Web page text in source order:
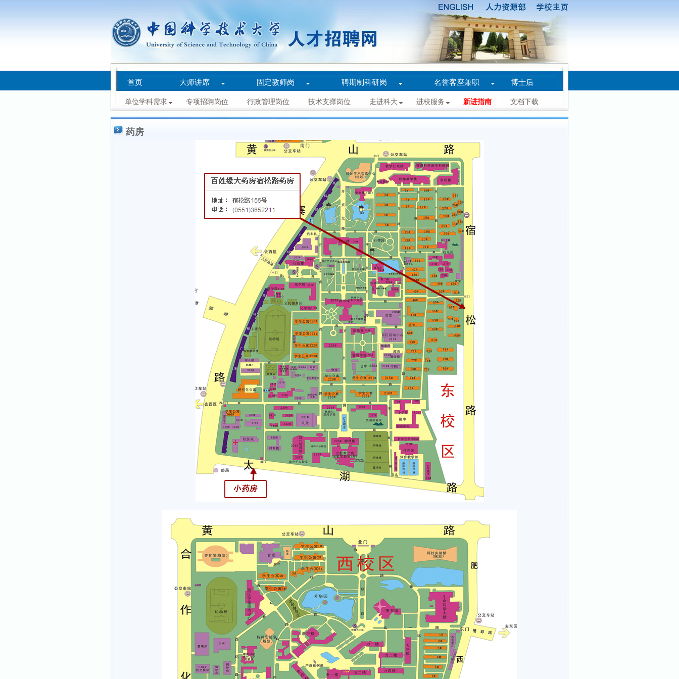
首页 大师讲席 固定教师岗 聘期制科研岗 名誉客座兼职 博士后
单位学科需求 专项招聘岗位 行政管理岗位 技术支撑岗位 走进科大 进校服务 新进指南 文档下载
药房